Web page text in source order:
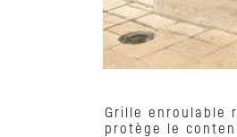
Grille enroulable
protège le